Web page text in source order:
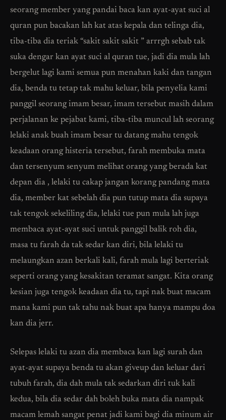
seorang member yang pandai baca kan ayat-ayat suci al
quran pun bacakan lah kat atas kepala dan telinga dia,
tiba-tiba dia teriak “sakit sakit sakit ” arrrgh sebab tak
suka dengar kan ayat suci al quran tue, jadi dia mula lah
bergelut lagi kami semua pun menahan kaki dan tangan
dia, benda tu tetap tak mahu keluar, bila penyelia kami
panggil seorang imam besar, imam tersebut masih dalam
perjalanan ke pejabat kami, tiba-tiba muncul lah seorang
lelaki anak buah imam besar tu datang mahu tengok
keadaan orang histeria tersebut, farah membuka mata
dan tersenyum senyum melihat orang yang berada kat
depan dia , lelaki tu cakap jangan korang pandang mata
dia, member kat sebelah dia pun tutup mata dia supaya
tak tengok sekeliling dia, lelaki tue pun mula lah juga
membaca ayat-ayat suci untuk panggil balik roh dia,
masa tu farah da tak sedar kan diri, bila lelaki tu
melaungkan azan berkali kali, farah mula lagi berteriak
seperti orang yang kesakitan teramat sangat. Kita orang
kesian juga tengok keadaan dia tu, tapi nak buat macam
mana kami pun tak tahu nak buat apa hanya mampu doa
kan dia jerr.
Selepas lelaki tu azan dia membaca kan lagi surah dan
ayat-ayat supaya benda tu akan giveup dan keluar dari
tubuh farah, dia dah mula tak sedarkan diri tuk kali
kedua, bila dia sedar dah boleh buka mata dia nampak
macam lemah sangat penat jadi kami bagi dia minum air